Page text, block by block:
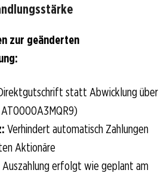
zur geänderten
statt Abwicklung über
Verhindert automatisch Zahlungen
Aktionäre
Auszahlung erfolgt wie geplant am